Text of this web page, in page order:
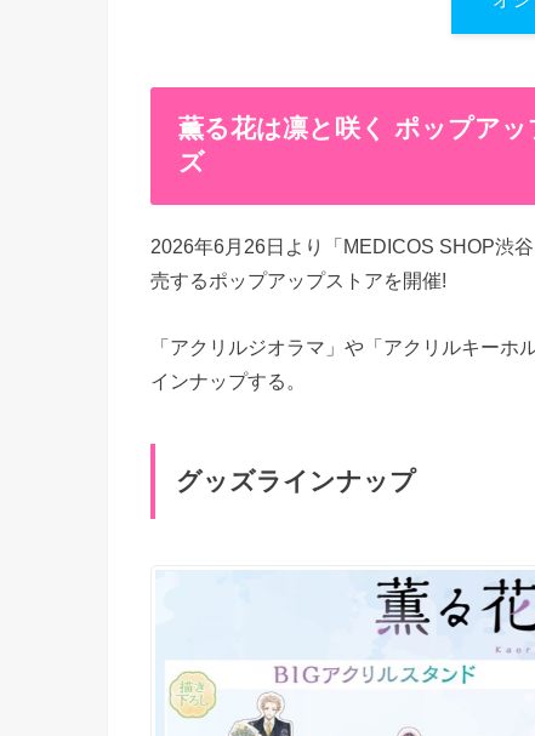
薫る花は凛と咲く ポップア
ズ
2026年6月26日より「MEDICOS SHOP渋
売するポップアップストアを開催!
「アクリルジオラマ」や「アクリルキー
インナップする。
グッズラインナップ